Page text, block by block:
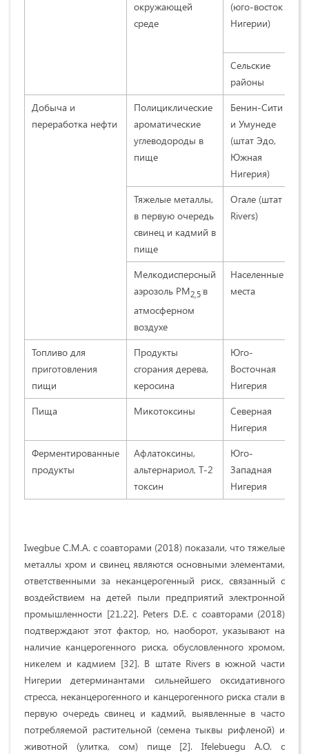
окружающей
среде
(юго-восток
Нигерии)
Сельские
районы
Добыча и
переработка нефти
Полициклические
ароматические
углеводороды в
пище
Бенин-Сити
и Умунеде
(штат Эдо,
Южная
Нигерия)
Тяжелые металлы,
в первую очередь
свинец и кадмий в
пище
Огале (штат
Rivers)
Мелкодисперсный
аэрозоль РМ2,5 в
атмосферном
воздухе
Населенные
места
Топливо для
приготовления
пищи
Продукты
сгорания дерева,
керосина
Юго-
Восточная
Нигерия
Пища Микотоксины
Северная
Нигерия
Ферментированные
продукты
Афлатоксины,
альтернариол, Т-2
токсин
Юго-
Западная
Нигерия
Iwegbue C.M.A. с соавторами (2018) показали, что тяжелые
металлы хром и свинец являются основными элементами,
ответственными за неканцерогенный риск, связанный с
воздействием на детей пыли предприятий электронной
промышленности [21,22]. Peters D.E. с соавторами (2018)
подтверждают этот фактор, но, наоборот, указывают на
наличие канцерогенного риска, обусловленного хромом,
никелем и кадмием [32]. В штате Rivers в южной части
Нигерии детерминантами сильнейшего оксидативного
стресса, неканцерогенного и канцерогенного риска стали в
первую очередь свинец и кадмий, выявленные в часто
потребляемой растительной (семена тыквы рифленой) и
животной (улитка, сом) пище [2]. Ifelebuegu A.O. с